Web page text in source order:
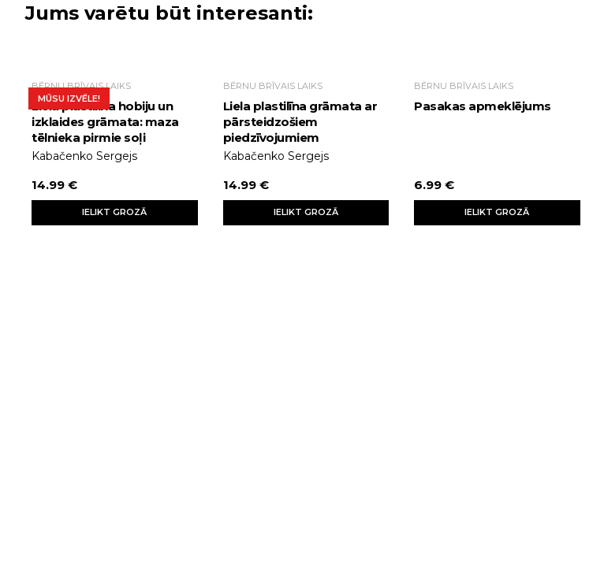
Jums varētu būt interesanti:
MŪSU IZVĒLE!
BĒRNU BRĪVAIS LAIKS
Liela plastilīna hobiju un
izklaides grāmata: maza
tēlnieka pirmie soļi
Kabačenko Sergejs
14.99 €
IELIKT GROZĀ
BĒRNU BRĪVAIS LAIKS
Liela plastilīna grāmata ar
pārsteidzošiem
piedzīvojumiem
Kabačenko Sergejs
14.99 €
IELIKT GROZĀ
BĒRNU BRĪVAIS LAIKS
Pasakas apmeklējums
6.99 €
IELIKT GROZĀ